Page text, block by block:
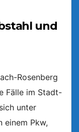
und
Rosenberg
Fälle im Stadt-
unter
einem Pkw,